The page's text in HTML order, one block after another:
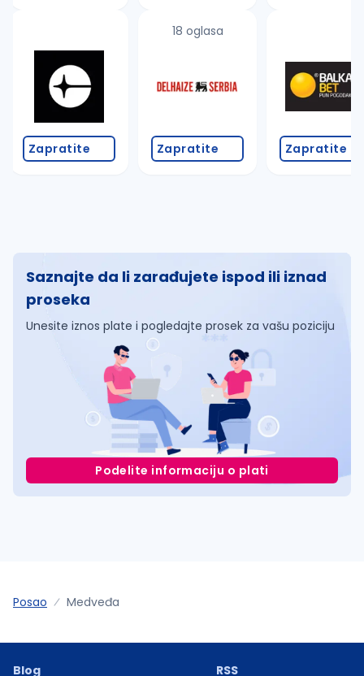
Zapratite
18 oglasa
Zapratite Zapratite
Saznajte da li zarađujete ispod ili iznad
proseka
Unesite iznos plate i pogledajte prosek za vašu poziciju
Podelite informaciju o plati
Posao Medveđa
Blog
RSS